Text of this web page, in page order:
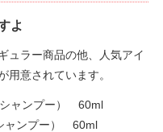
よ
ュラー商品の他、人気アイ
用意されています。
シャンプー） 60ml
ャンプー） 60ml